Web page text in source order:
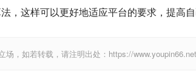
，这样可以更好地适应平台的要求，提高自
，如若转载，请注明出处：https://